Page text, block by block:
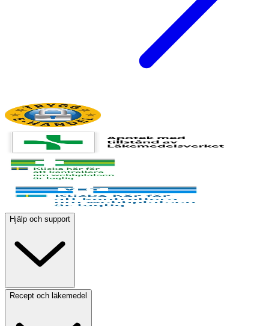
Hjälp och support
Recept och läkemedel